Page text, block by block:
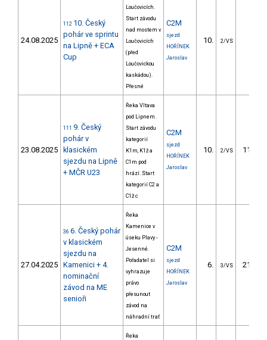
24.08.2025
112 10. Český
pohár ve sprintu
na Lipně + ECA
Cup
Loučovicích.
Start závodu
nad mostem v
Loučovicích
(před
Loučovickou
kaskádou).
Přesné
C2M
sjezd
HOŘÍNEK
Jaroslav
10. 2/VS
23.08.2025
111 9. Český
pohár v
klasickém
sjezdu na Lipně
+ MČR U23
Řeka Vltava
pod Lipnem.
Start závodu
kategorií
K1m, K1ž a
C1m pod
hrází. Start
kategorií C2 a
C1ž c
C2M
sjezd
HOŘÍNEK
Jaroslav
10. 2/VS 111.77
27.04.2025
36 6. Český pohár
v klasickém
sjezdu na
Kamenici + 4.
nominační
závod na ME
senioři
Řeka
Kamenice v
úseku Plavy -
Jesenné.
Pořadatel si
vyhrazuje
právo
přesunout
závod na
náhradní trať
C2M
sjezd
HOŘÍNEK
Jaroslav
6. 3/VS 219.66
Řeka